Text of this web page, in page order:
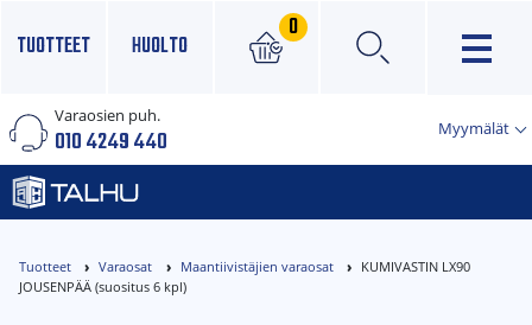
TUOTTEET HUOLTO
0
×
Varaosien puh.
010 4249 440 Myymälät
Tuotteet Varaosat Maantiivistäjien varaosat
KUMIVASTIN LX90
JOUSENPÄÄ (suositus 6 kpl)